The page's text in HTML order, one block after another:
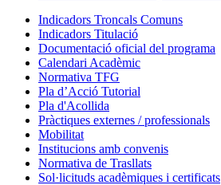
Indicadors Troncals Comuns
Indicadors Titulació
Documentació oficial del programa
Calendari Acadèmic
Normativa TFG
Pla d’Acció Tutorial
Pla d'Acollida
Pràctiques externes / professionals
Mobilitat
Institucions amb convenis
Normativa de Trasllats
Sol·licituds acadèmiques i certificats